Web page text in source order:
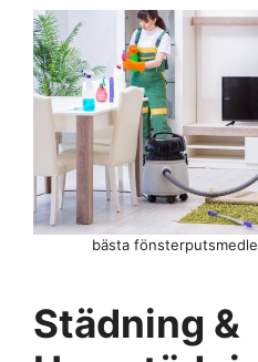
bästa
Städning &